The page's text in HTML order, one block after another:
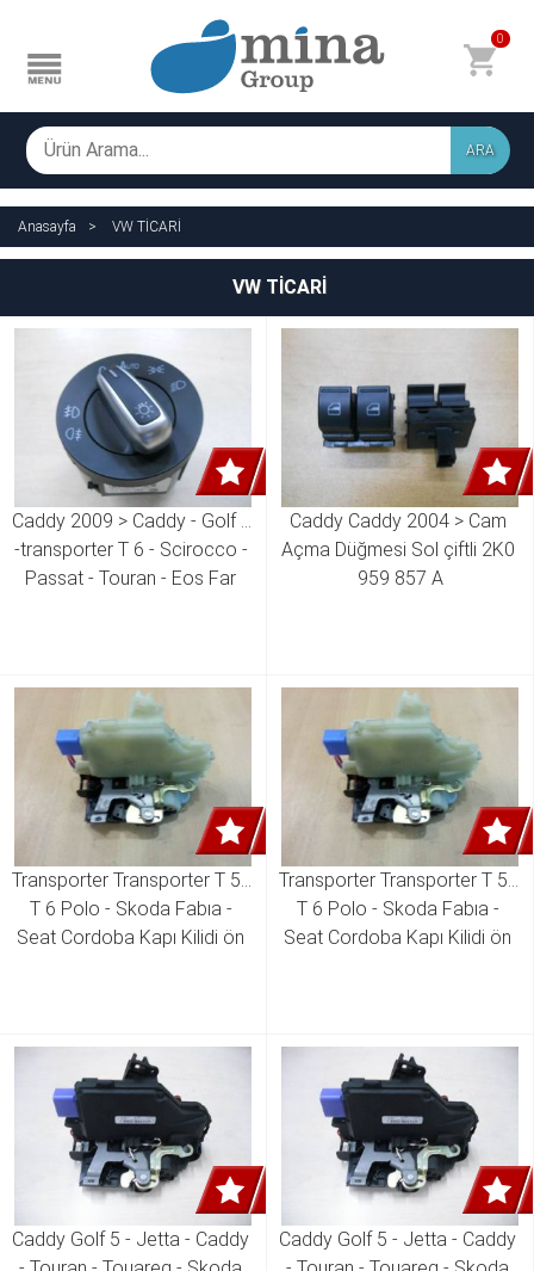
0
ARA
Anasayfa VW TİCARİ
VW TİCARİ
Caddy 2009 > Caddy - Golf 6
-transporter T 6 - Scirocco -
Passat - Touran - Eos Far
Caddy Caddy 2004 > Cam
Açma Düğmesi Sol çiftli 2K0
959 857 A
Transporter Transporter T 5 -
T 6 Polo - Skoda Fabıa -
Seat Cordoba Kapı Kilidi ön
Transporter Transporter T 5 -
T 6 Polo - Skoda Fabıa -
Seat Cordoba Kapı Kilidi ön
Caddy Golf 5 - Jetta - Caddy
Caddy Golf 5 - Jetta - Caddy